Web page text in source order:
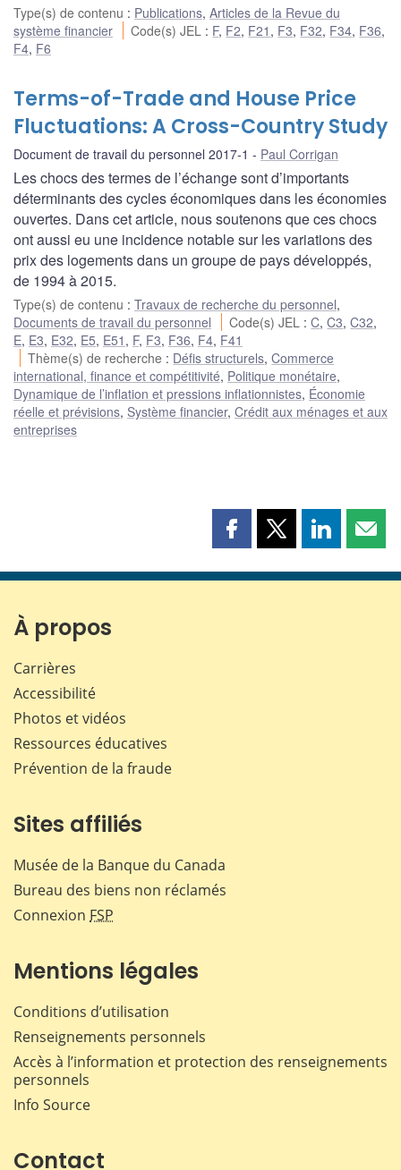
Type(s) de contenu : Publications, Articles de la Revue du
système financier
Code(s) JEL : F, F2, F21 , F3, F32, F34, F36,
F4, F6
Terms-of-Trade and House Price
Fluctuations: A Cross-Country Study
Document de travail du personnel 2017-1 Paul Corrigan
Les chocs des termes de l’échange sont d’importants
déterminants des cycles économiques dans les économies
ouvertes. Dans cet article, nous soutenons que ces chocs
ont aussi eu une incidence notable sur les variations des
prix des logements dans un groupe de pays développés,
de 1994 à 2015.
Type(s) de contenu : Travaux de recherche du personnel,
Documents de travail du personnel
Code(s) JEL :C,C3,C32,
E, E3, E32, E5, E51 , F, F3, F36, F4, F41
Thème(s) de recherche : Défis structurels,Commerce
international, finance et compétitivité, Politique monétaire,
Dynamique de l’inflation et pressions inflationnistes, Économie
réelle et prévisions, Système financier, Crédit aux ménages et aux
entreprises
Partager
page
Partager
page
Partager
page page
À propos
Carrières
Accessibilité
Photos et vidéos
Ressources éducatives
Prévention de la fraude
Sites affiliés
Musée de la Banque du Canada
Bureau des biens non réclamés
Connexion FSP
Mentions légales
Conditions d’utilisation
Renseignements personnels
Accès à l’information et protection des renseignements
personnels
Info Source
Contact